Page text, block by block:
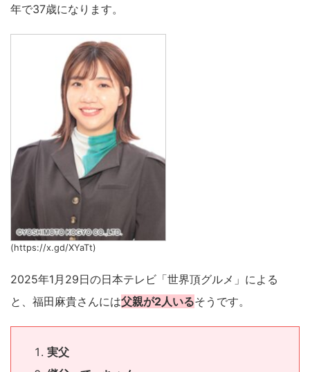
年で37歳になります。
(https://x.gd/XYaTt)
2025年1月29日の日本テレビ「世界頂グルメ」による
と、福田麻貴さんには父親が2人いるそうです。
実父